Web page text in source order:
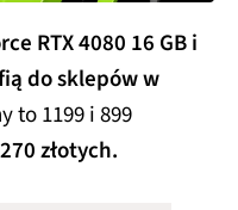
RTX 4080 16 GB i
do sklepów w
to 1199 i 899
złotych.